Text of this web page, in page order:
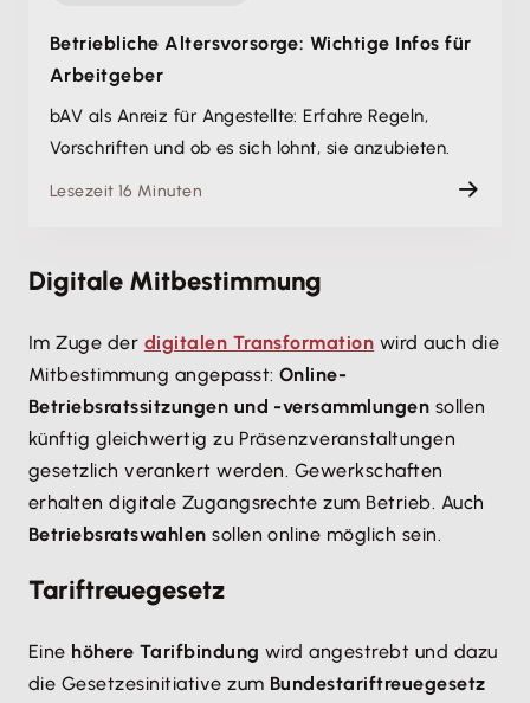
Betriebliche Altersvorsorge: Wichtige Infos für
Arbeitgeber
bAV als Anreiz für Angestellte: Erfahre Regeln,
Vorschriften und ob es sich lohnt, sie anzubieten.
Lesezeit 16 Minuten
Digitale Mitbestimmung
Im Zuge der digitalen Transformation wird auch die
Mitbestimmung angepasst: Online-
Betriebsratssitzungen und -versammlungen sollen
künftig gleichwertig zu Präsenzveranstaltungen
gesetzlich verankert werden. Gewerkschaften
erhalten digitale Zugangsrechte zum Betrieb. Auch
Betriebsratswahlensollen online möglich sein.
Tariftreuegesetz
Eine höhere Tarifbindung wird angestrebt und dazu
die Gesetzesinitiative zum Bundestariftreuegesetz